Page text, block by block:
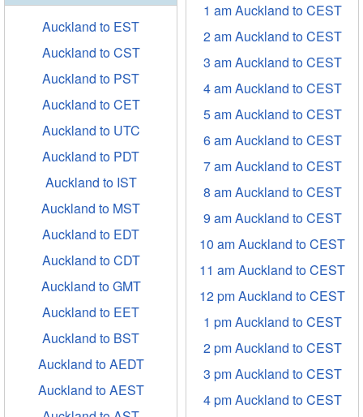
Auckland to EST
Auckland to CST
Auckland to PST
Auckland to CET
Auckland to UTC
Auckland to PDT
Auckland to IST
Auckland to MST
Auckland to EDT
Auckland to CDT
Auckland to GMT
Auckland to EET
Auckland to BST
Auckland to AEDT
Auckland to AEST
1 am Auckland to CEST
2 am Auckland to CEST
3 am Auckland to CEST
4 am Auckland to CEST
5 am Auckland to CEST
6 am Auckland to CEST
7 am Auckland to CEST
8 am Auckland to CEST
9 am Auckland to CEST
10 am Auckland to CEST
11 am Auckland to CEST
12 pm Auckland to CEST
1 pm Auckland to CEST
2 pm Auckland to CEST
3 pm Auckland to CEST
4 pm Auckland to CEST